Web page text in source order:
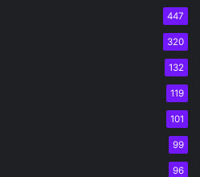
447
320
132
119
101
99
96